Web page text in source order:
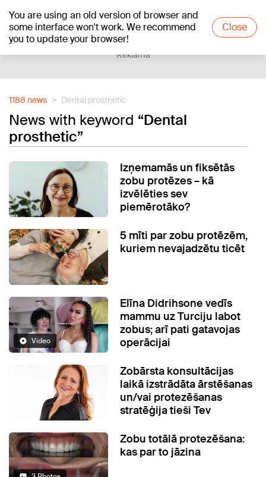
You are using an old version of browser and
some interface won't work. We recommend
you to update your browser!
Close
+23°C
Reklāma
1188 news Dental prosthetic
News with keyword “Dental
prosthetic”
Izņemamās un fiksētās
zobu protēzes – kā
izvēlēties sev
piemērotāko?
5 mīti par zobu protēzēm,
kuriem nevajadzētu ticēt
Video
Elīna Didrihsone vedīs
mammu uz Turciju labot
zobus; arī pati gatavojas
operācijai
Zobārsta konsultācijas
laikā izstrādāta ārstēšanas
un/vai protezēšanas
stratēģija tieši Tev
Zobu totālā protezēšana:
kas par to jāzina